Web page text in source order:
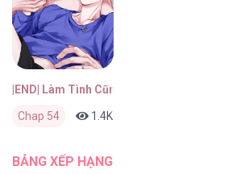
|END| Làm Tình Cũng Cần Luyện Tập Nữa Sao
Chap 54 1.4K
BẢNG XẾP HẠNG